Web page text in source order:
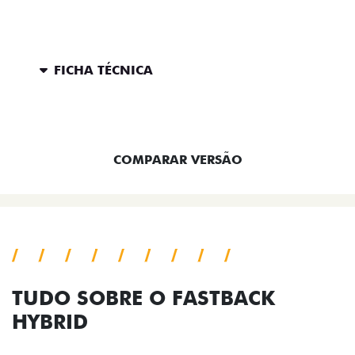
FICHA TÉCNICA
COMPARAR VERSÃO
TUDO SOBRE O FASTBACK
HYBRID